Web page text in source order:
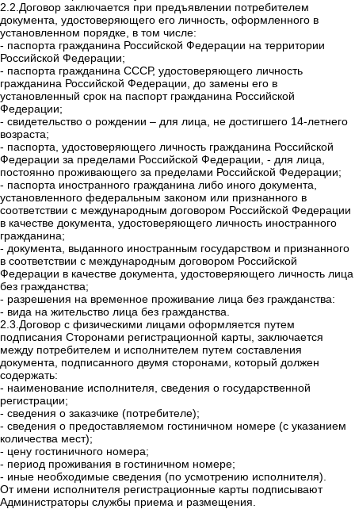
2.2.Договор заключается при предъявлении потребителем
документа, удостоверяющего его личность, оформленного в
установленном порядке, в том числе:
- паспорта гражданина Российской Федерации на территории
Российской Федерации;
- паспорта гражданина СССР, удостоверяющего личность
гражданина Российской Федерации, до замены его в
установленный срок на паспорт гражданина Российской
Федерации;
- свидетельство о рождении – для лица, не достигшего 14-летнего
возраста;
- паспорта, удостоверяющего личность гражданина Российской
Федерации за пределами Российской Федерации, - для лица,
постоянно проживающего за пределами Российской Федерации;
- паспорта иностранного гражданина либо иного документа,
установленного федеральным законом или признанного в
соответствии с международным договором Российской Федерации
в качестве документа, удостоверяющего личность иностранного
гражданина;
- документа, выданного иностранным государством и признанного
в соответствии с международным договором Российской
Федерации в качестве документа, удостоверяющего личность лица
без гражданства;
- разрешения на временное проживание лица без гражданства:
- вида на жительство лица без гражданства.
2.3.Договор с физическими лицами оформляется путем
подписания Сторонами регистрационной карты, заключается
между потребителем и исполнителем путем составления
документа, подписанного двумя сторонами, который должен
содержать:
- наименование исполнителя, сведения о государственной
регистрации;
- сведения о заказчике (потребителе);
- сведения о предоставляемом гостиничном номере (с указанием
количества мест);
- цену гостиничного номера;
- период проживания в гостиничном номере;
- иные необходимые сведения (по усмотрению исполнителя).
От имени исполнителя регистрационные карты подписывают
Администраторы службы приема и размещения.